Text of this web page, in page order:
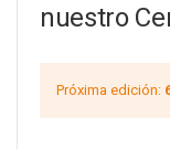
nuestro
Próxima edición: